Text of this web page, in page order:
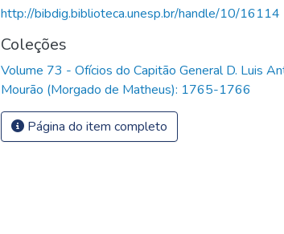
http://bibdig.biblioteca.unesp.br/handle/10/16114
Coleções
Volume 73 - Ofícios do Capitão General D. Luis
Mourão (Morgado de Matheus): 1765-1766
Página do item completo